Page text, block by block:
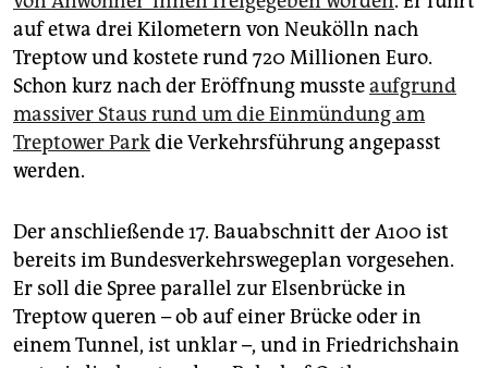
auf etwa drei Kilometern von Neukölln nach
Treptow und kostete rund 720 Millionen Euro.
Schon kurz nach der Eröffnung mussteaufgrund
massiver Staus rund um die Einmündung am
Treptower Parkdie Verkehrsführung angepasst
werden.
Der anschließende 17. Bauabschnitt der A100 ist
bereits im Bundesverkehrswegeplan vorgesehen.
Er soll die Spree parallel zur Elsenbrücke in
Treptow queren – ob auf einer Brücke oder in
einem Tunnel, ist unklar –, und in Friedrichshain